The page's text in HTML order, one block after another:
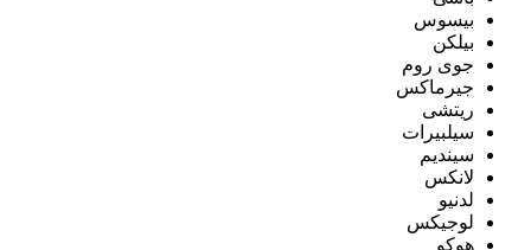
بيسوس
بيلكن
جوى روم
جيرماكس
ريتشى
سيلبيرات
سينديم
لانكس
لدنيو
لوجيكس
هوكو